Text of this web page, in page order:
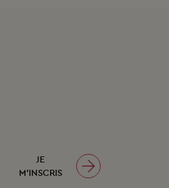
JE
M’INSCRIS